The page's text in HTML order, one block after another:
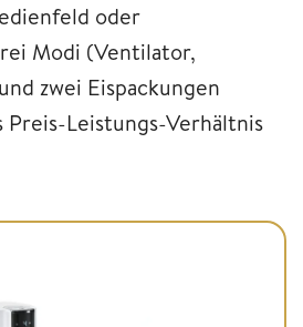
oder
Modi (Ventilator,
zwei Eispackungen
Preis-Leistungs-Verhältnis